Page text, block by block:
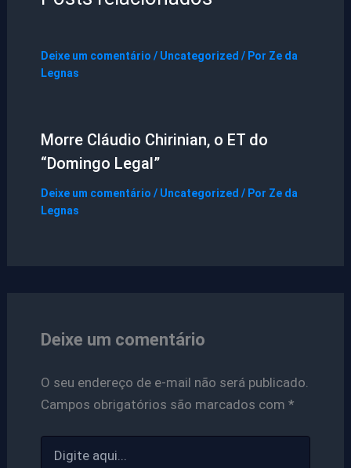
Deixe um comentário / Uncategorized / Por Ze da
Legnas
Morre Cláudio Chirinian, o ET do
“Domingo Legal”
Deixe um comentário / Uncategorized / Por Ze da
Legnas
Deixe um comentário
O seu endereço de e-mail não será publicado.
Campos obrigatórios são marcados com *
aqui...